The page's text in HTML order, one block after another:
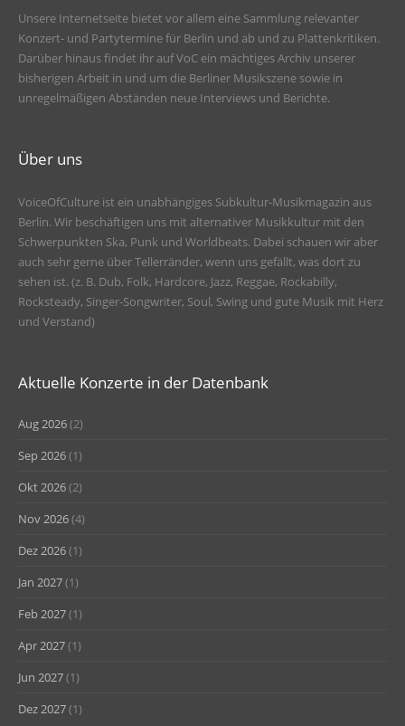
Unsere Internetseite bietet vor allem eine Sammlung relevanter
Konzert- und Partytermine für Berlin und ab und zu Plattenkritiken.
Darüber hinaus findet ihr auf VoC ein mächtiges Archiv unserer
bisherigen Arbeit in und um die Berliner Musikszene sowie in
unregelmäßigen Abständen neue Interviews und Berichte.
Über uns
VoiceOfCulture ist ein unabhängiges Subkultur-Musikmagazin aus
Berlin. Wir beschäftigen uns mit alternativer Musikkultur mit den
Schwerpunkten Ska, Punk und Worldbeats. Dabei schauen wir aber
auch sehr gerne über Tellerränder, wenn uns gefällt, was dort zu
sehen ist. (z. B. Dub, Folk, Hardcore, Jazz, Reggae, Rockabilly,
Rocksteady, Singer-Songwriter, Soul, Swing und gute Musik mit Herz
und Verstand)
Aktuelle Konzerte in der Datenbank
Aug 2026(2)
Sep 2026(1)
Okt 2026(2)
Nov 2026(4)
Dez 2026(1)
Jan 2027(1)
Feb 2027(1)
Apr 2027(1)
Jun 2027(1)
Dez 2027(1)